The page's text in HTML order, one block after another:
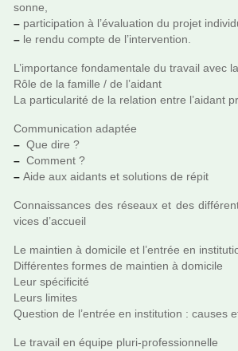
sonne,
– par­ti­ci­pa­tion à l’évaluation du projet
– le rendu compte de l’inter­ven­tion.
L’impor­tance fon­da­men­tale du tra­vail avec
Rôle de la famille / de l’aidant
La par­ti­cu­la­rité de la rela­tion entre l’aidant
Communication adap­tée
– Que dire ?
– Comment ?
– Aide aux aidants et solu­tions de répit
Connaissances des réseaux et des
vi­ces d’accueil
Le main­tien à domi­cile et l’entrée en
Différentes formes de main­tien à domi­cile
Leur spé­ci­fi­cité
Leurs limi­tes
Question de l’entrée en ins­ti­tu­tion : causes
Le tra­vail en équipe pluri-pro­fes­sion­nelle